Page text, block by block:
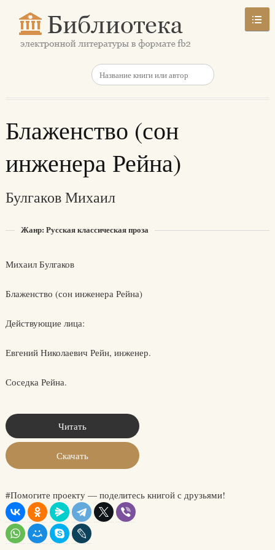
Блаженство (сон
инженера Рейна)
Булгаков Михаил
Жанр: Русская классическая проза
Михаил Булгаков
Блаженство (сон инженера Рейна)
Действующие лица:
Евгений Николаевич Рейн, инженер.
Соседка Рейна.
Читать
Скачать
#Помогите проекту — поделитесь книгой с друзьями!